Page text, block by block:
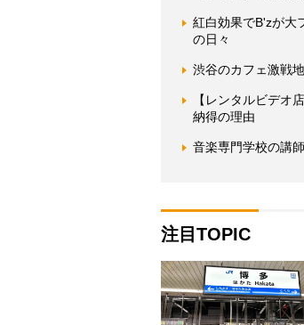
紅白効果でB'zが大
の日々
渋谷のカフェ激戦
【レンタルビデオ
納得の理由
音楽専門学校の講
注目TOPIC